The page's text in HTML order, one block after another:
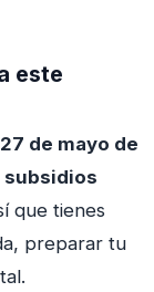
este
27 de mayo de
subsidios
que tienes
preparar tu